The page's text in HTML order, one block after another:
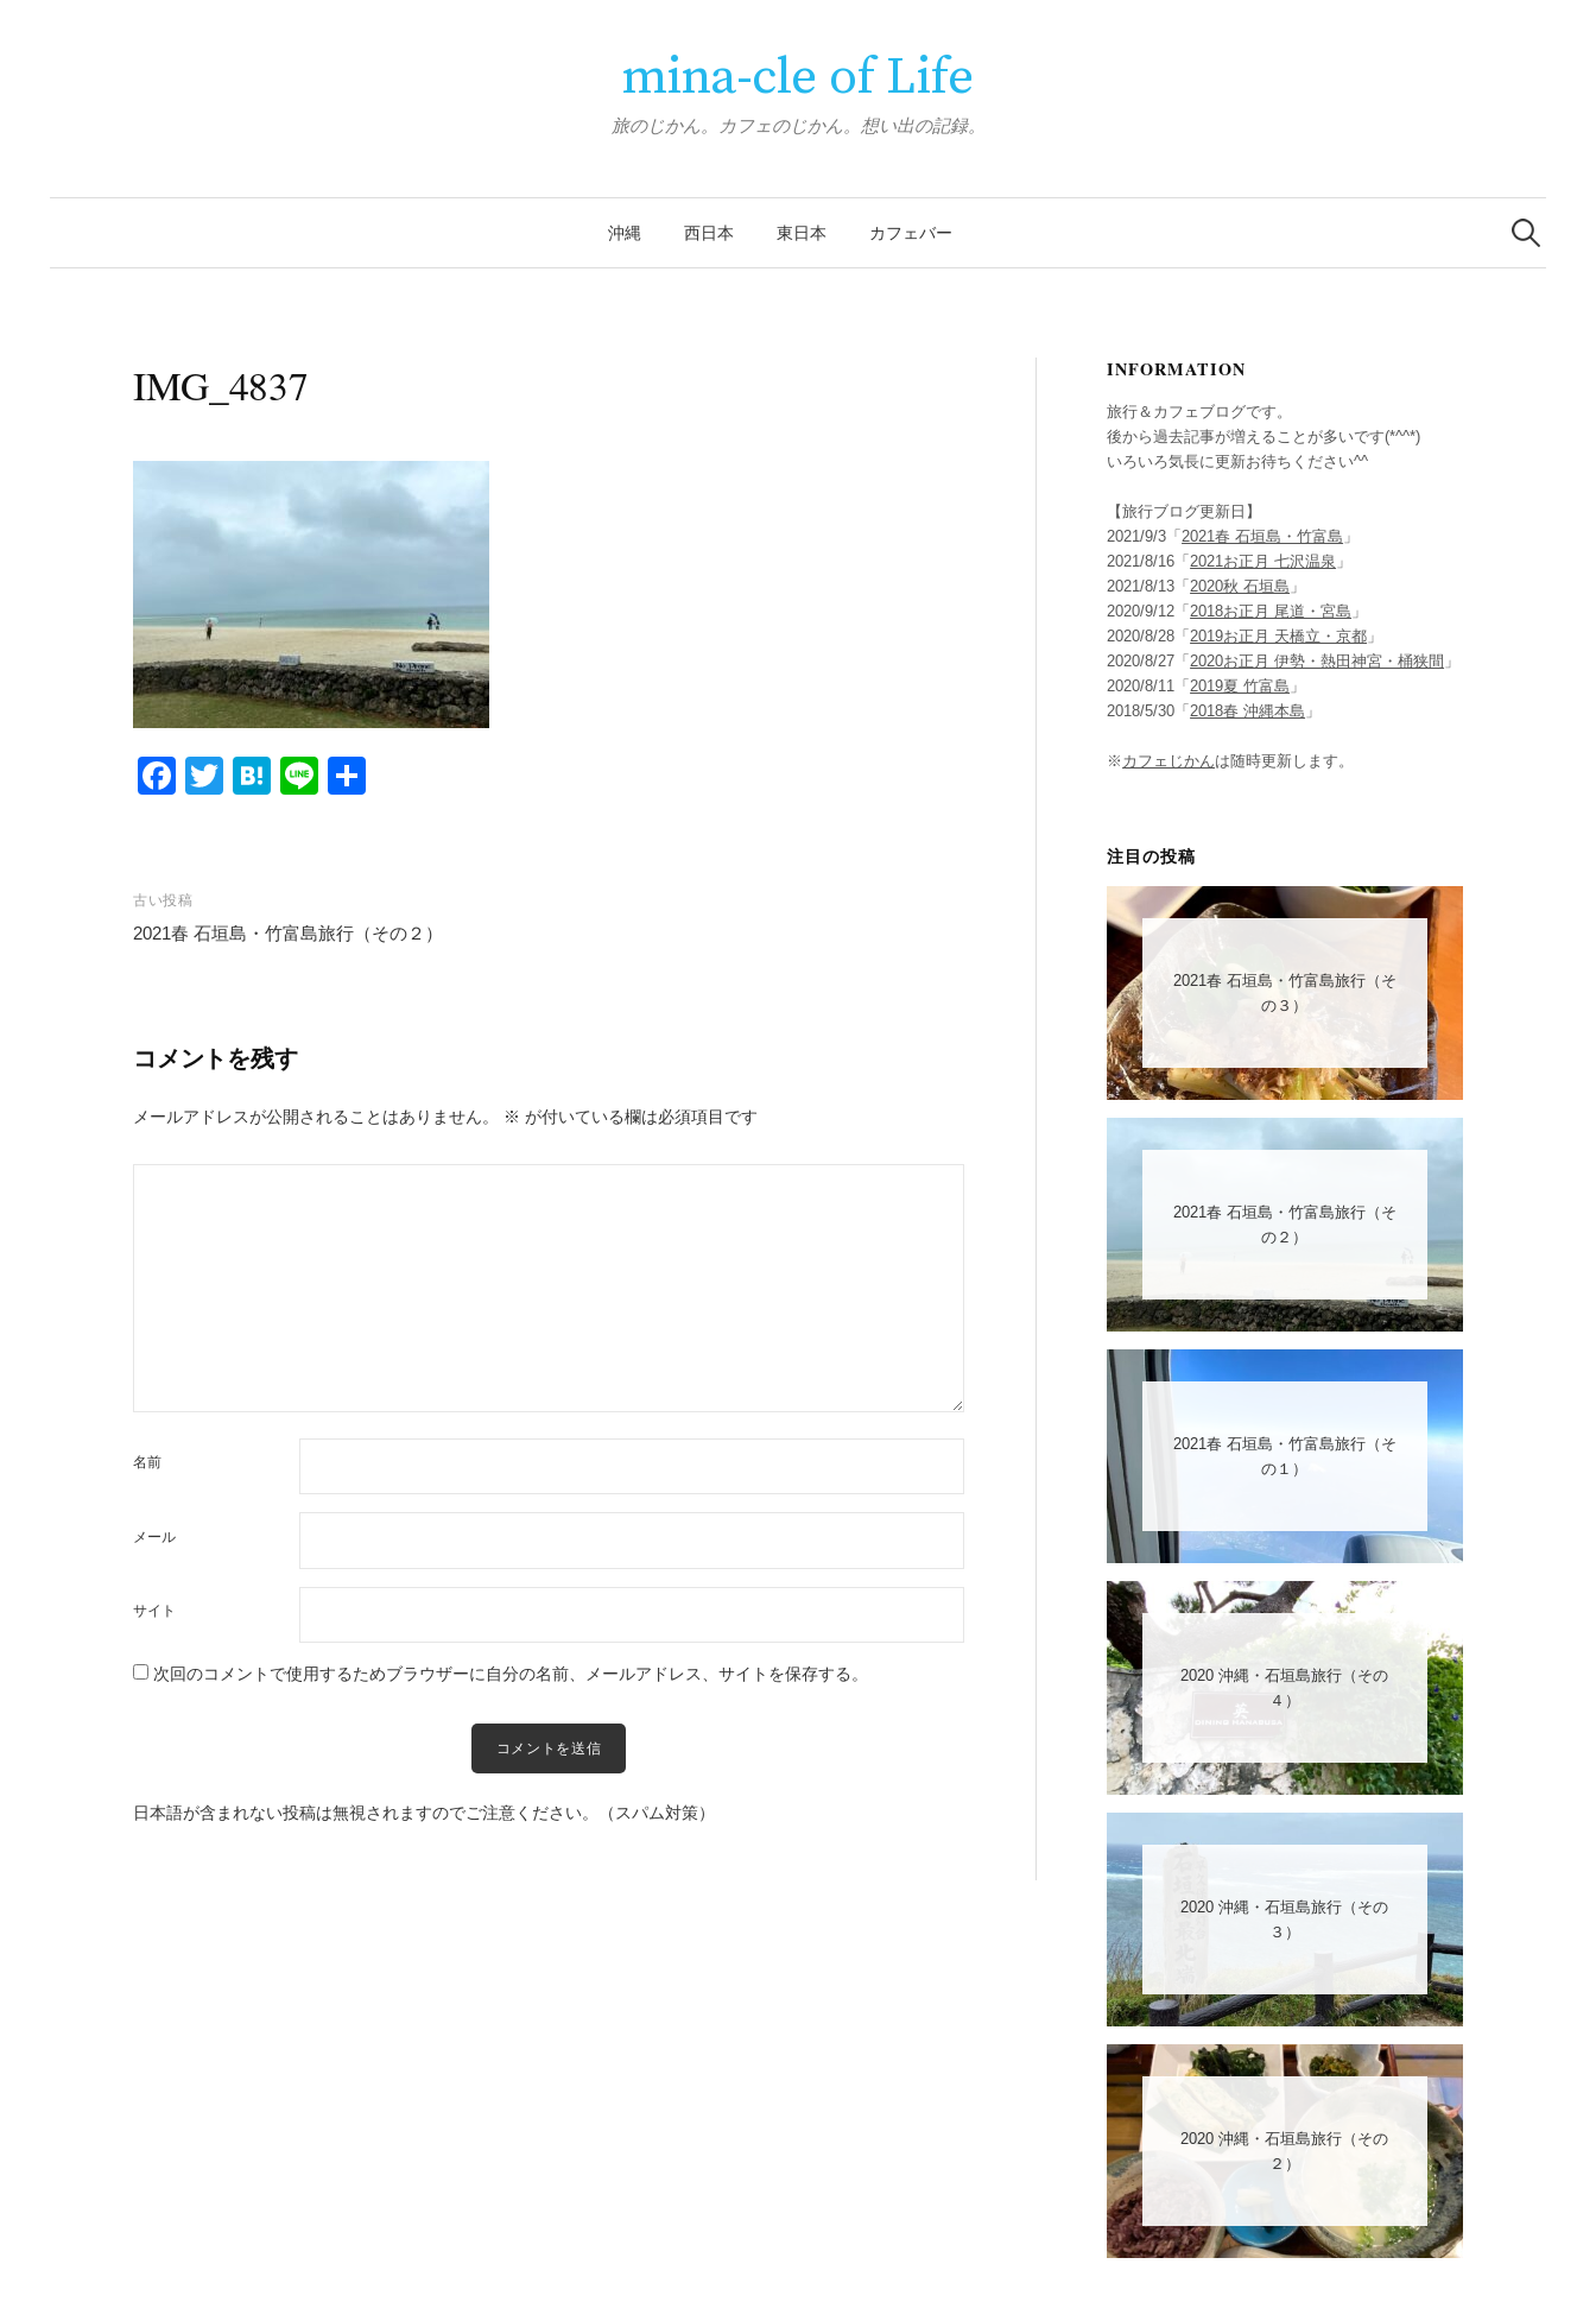
mina-cle of Life
旅のじかん。カフェのじかん。想い出の記録。
沖縄 西日本 東日本 カフェバー
索:
IMG_4837
F
e
b
k
T
H
a
Li
投
稿
ゲ
シ
ョ
古い投稿
2021春 石垣島・竹富島旅行（その２）
コメントを残す
メールアドレスが公開されることはありません。 ※ が付いている欄は必須項目です
名前
メール
サイト
次回のコメントで使用するためブラウザーに自分の名前、メールアドレス、サイトを保存する。
日本語が含まれない投稿は無視されますのでご注意ください。（スパム対策）
INFORMATION
旅行＆カフェブログです。
後から過去記事が増えることが多いです(*^^*)
いろいろ気長に更新お待ちください^^
【旅行ブログ更新日】
2021/9/3「2021春 石垣島・竹富島 」
2021/8/16「2021お正月 七沢温泉 」
2021/8/13「2020秋 石垣島 」
2020/9/12「2018お正月 尾道・宮島 」
2020/8/28「2019お正月 天橋立・京都 」
2020/8/27「2020お正月 伊勢・熱田神宮・桶狭間 」
2020/8/11「2019夏 竹富島 」
2018/5/30「2018春 沖縄本島 」
※ カフェじかんは随時更新します。
注目の投稿
2021春 石垣島・竹富島旅行（そ
の３）
2021春 石垣島・竹富島旅行（そ
の２）
2021春 石垣島・竹富島旅行（そ
の１）
2020 沖縄・石垣島旅行（その
４）
2020 沖縄・石垣島旅行（その
３）
2020 沖縄・石垣島旅行（その
２）